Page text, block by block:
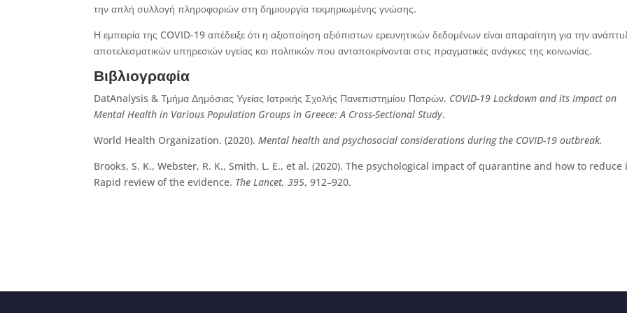
την απλή συλλογή πληροφοριών στη δημιουργία τεκμηριωμένης γνώσης.
Η εμπειρία της COVID-19 απέδειξε ότι η αξιοποίηση αξιόπιστων ερευνητικών δεδομένων είναι απαραίτητη για την
αποτελεσματικών υπηρεσιών υγείας και πολιτικών που ανταποκρίνονται στις πραγματικές ανάγκες της κοινωνίας.
Βιβλιογραφία
DatAnalysis & Τμήμα Δημόσιας Υγείας Ιατρικής Σχολής Πανεπιστημίου Πατρών. COVID-19 Lockdown and its Impact on
Mental Health in Various Population Groups in Greece: A Cross-Sectional Study.
World Health Organization. (2020).Mental health and psychosocial considerations during the COVID-19 outbreak.
Brooks, S. K., Webster, R. K., Smith, L. E., et al. (2020). The psychological impact of quarantine and how to reduce
Rapid review of the evidence. The Lancet, 395, 912–920.